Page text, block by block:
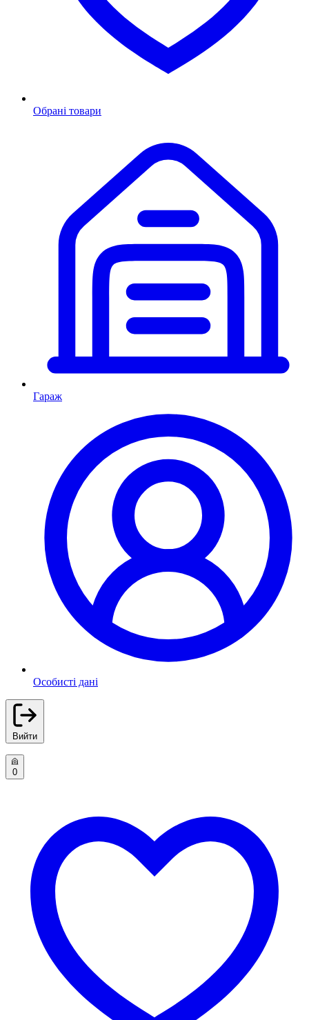
Обрані товари
Гараж
Особисті дані
Вийти
0